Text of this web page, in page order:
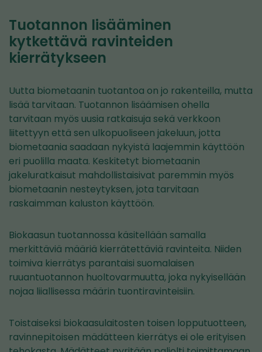
Tuotannon lisääminen
kytkettävä ravinteiden
kierrätykseen
Uutta biometaanin tuotantoa on jo rakenteilla, mutta
lisää tarvitaan. Tuotannon lisäämisen ohella
tarvitaan myös uusia ratkaisuja sekä verkkoon
liitettyyn että sen ulkopuoliseen jakeluun, jotta
biometaania saadaan nykyistä laajemmin käyttöön
eri puolilla maata. Keskitetyt biometaanin
jakeluratkaisut mahdollistaisivat paremmin myös
biometaanin nesteytyksen, jota tarvitaan
raskaimman kaluston käyttöön.
Biokaasun tuotannossa käsitellään samalla
merkittäviä määriä kierrätettäviä ravinteita. Niiden
toimiva kierrätys parantaisi suomalaisen
ruuantuotannon huoltovarmuutta, joka nykyisellään
nojaa liiallisessa määrin tuontiravinteisiin.
Toistaiseksi biokaasulaitosten toisen lopputuotteen,
ravinnepitoisen mädätteen kierrätys ei ole erityisen